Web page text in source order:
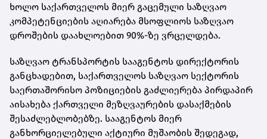
ხოლო საქართველოს მიერ გაცემული საზღვაო
კომპეტენციების აღიარება მსოფლიოს საზღვაო
დროშების დაახლოებით 90%-ზე ვრცელდება.
საზღვაო ტრანსპორტის სააგენტოს დირექტორის
განცხადებით, საქართველოს საზღვაო სექტორის
საერთაშორისო პოზიციების გაძლიერება პირდაპირ
აისახება ქართველი მეზღვაურების დასაქმების
შესაძლებლობებზე. სააგენტოს მიერ
განხორციელებული აქტიური მუშაობის შედეგად,